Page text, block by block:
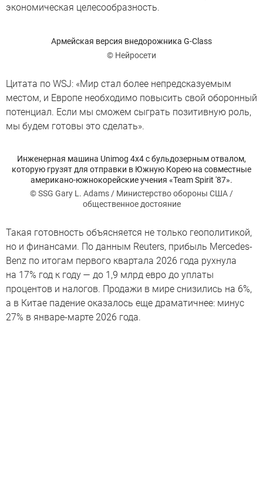
экономическая целесообразность.
Армейская версия внедорожника G-Class
© Нейросети
Цитата по WSJ: «Мир стал более непредсказуемым
местом, и Европе необходимо повысить свой оборонный
потенциал. Если мы сможем сыграть позитивную роль,
мы будем готовы это сделать».
Инженерная машина Unimog 4x4 с бульдозерным отвалом,
которую грузят для отправки в Южную Корею на совместные
американо-южнокорейские учения «Team Spirit '87».
© SSG Gary L. Adams / Министерство обороны США /
общественное достояние
Такая готовность объясняется не только геополитикой,
но и финансами. По данным Reuters, прибыль Mercedes-
Benz по итогам первого квартала 2026 года рухнула
на 17% год к году — до 1,9 млрд евро до уплаты
процентов и налогов. Продажи в мире снизились на 6%,
а в Китае падение оказалось еще драматичнее: минус
27% в январе-марте 2026 года.